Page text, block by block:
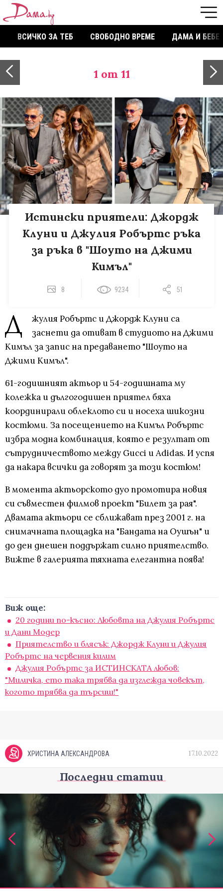
ВСИЧКО ЗА ТЕБ СВОБОДНО ВРЕМЕ ДАМА И БЕБЕ
1 от 11
Истински приятели: Джордж
Клуни и Джулия Робъртс ръка
за ръка в "Шоуто на Джими
Кимъл"
8 9234 51
Д
жулия Робъртс и Джордж Клуни са
заснети да отиват в студиото на Джими
Кимъл за запис на предаването "Шоуто на
Джими Кимъл".
61-годишният актьор и 54-годишната му
колежка и дългогодишен приятел бяха
координирали облеклото си и носеха шикозни
костюми. За посещението на Кимъл Робъртс
избра модна комбинация, която е резултат от
сътрудничеството между Gucci и Adidas. И успя
да накара всички да говорят за този костюм!
В момента актьорското дуо промотира новия
си съвместен филмов проект "Билет за рая".
Двамата актьори се сближават през 2001 г. на
снимачната площадка на "Бандата на Оушън" и
до ден днешен поддържат силно приятелство.
Вижте в галерията тяхната елегантна поява!
Виж още:
20 години по-късно: Любовта на Джулия Робъртс
и Дани Модер
Приятелство и блясък: Джордж Клуни и Джулия
Робъртс на червения килим
Джулия Робъртс за ИСТИНСКАТА любов:
"Миличка, ето така трябва да изглежда човекът,
когото трябва да търсиш!"
ХРИСТИНА АЛЕКСАНДРОВА 17.10.2022
Последни статии